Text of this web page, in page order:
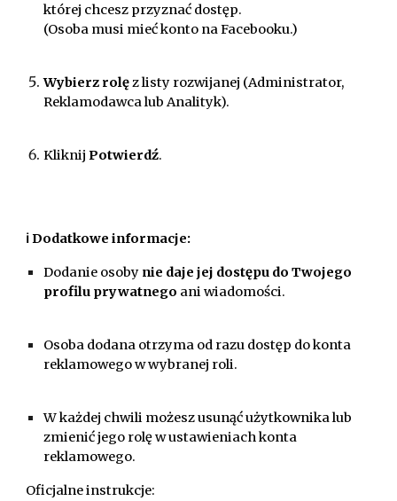
której chcesz przyznać dostęp.
(Osoba musi mieć konto na Facebooku.)
Wybierz rolęz listy rozwijanej (Administrator,
Reklamodawca lub Analityk).
KliknijPotwierdź.
ℹ️ Dodatkowe informacje:
Dodanie osoby nie daje jej dostępu do Twojego
profilu prywatnego ani wiadomości.
Osoba dodana otrzyma od razu dostęp do konta
reklamowego w wybranej roli.
W każdej chwili możesz usunąć użytkownika lub
zmienić jego rolę w ustawieniach konta
reklamowego.
Oficjalne instrukcje: